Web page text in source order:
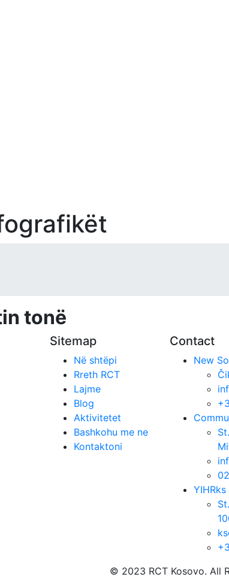
tonë
Sitemap
Në shtëpi
Rreth RCT
Lajme
Blog
Aktivitetet
Bashkohu me ne
Kontaktoni
Contact
New
YIHRks
© 2023 RCT Kosovo. All